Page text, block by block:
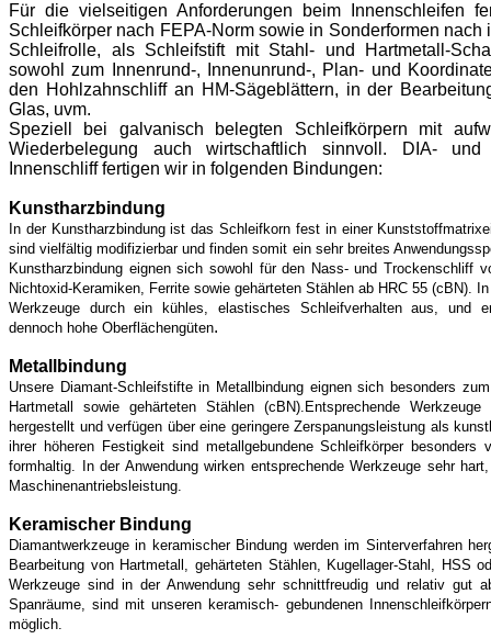
Für die vielseitigen Anforderungen beim Innenschleifen
Schleifkörper nach FEPA-Norm sowie in Sonderformen
Schleifrolle, als Schleifstift mit Stahl- und Hartmetall-
sowohl zum Innenrund-, Innenunrund-, Plan- und
den Hohlzahnschliff an HM-Sägeblättern, in der
Glas, uvm.
Speziell bei galvanisch belegten Schleifkörpern mit
Wiederbelegung auch wirtschaftlich sinnvoll. DIA-
Innenschliff fertigen wir in folgenden Bindungen:
Kunstharzbindung
In der Kunstharzbindung ist das Schleifkorn fest in einer
sind vielfältig modifizierbar und finden somit ein sehr breites
Kunstharzbindung eignen sich sowohl für den Nass- und Trockenschliff
Nichtoxid-Keramiken, Ferrite sowie gehärteten Stählen ab HRC 55 (cBN).
Werkzeuge durch ein kühles, elastisches Schleifverhalten aus, und
dennoch hohe Oberflächengüten.
Metallbindung
Unsere Diamant-Schleifstifte in Metallbindung eignen sich besonders
Hartmetall sowie gehärteten Stählen (cBN).Entsprechende Werkzeuge
hergestellt und verfügen über eine geringere Zerspanungsleistung als
ihrer höheren Festigkeit sind metallgebundene Schleifkörper besonders
formhaltig. In der Anwendung wirken entsprechende Werkzeuge sehr
Maschinenantriebsleistung.
Keramischer Bindung
Diamantwerkzeuge in keramischer Bindung werden im Sinterverfahren
Bearbeitung von Hartmetall, gehärteten Stählen, Kugellager-Stahl, HSS
Werkzeuge sind in der Anwendung sehr schnittfreudig und relativ gut
Spanräume, sind mit unseren keramisch- gebundenen
möglich.